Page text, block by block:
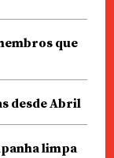
que
desde Abril
limpa